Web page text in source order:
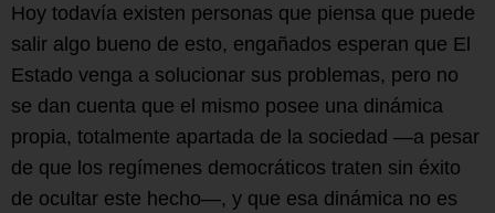
Hoy todavía existen personas que piensa que puede
salir algo bueno de esto, engañados esperan que El
Estado venga a solucionar sus problemas, pero no
se dan cuenta que el mismo posee una dinámica
propia, totalmente apartada de la sociedad —a pesar
de que los regímenes democráticos traten sin éxito
de ocultar este hecho—, y que esa dinámica no es